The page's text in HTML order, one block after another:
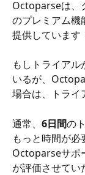
Octoparseは、
のプレミアム機
提供しています
もしトライア
いるが、
場合は、トライ
通常、 6日間の
もっと時間が
Octoparseサポ
が評価させてい